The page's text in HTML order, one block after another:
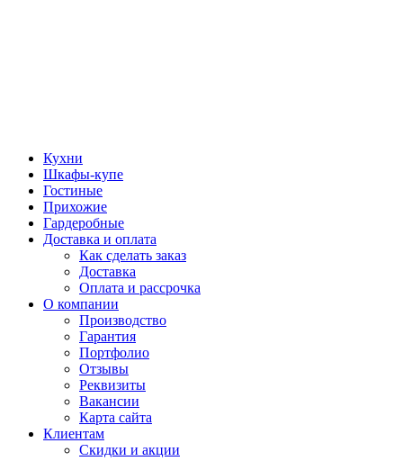
Кухни
Шкафы-купе
Гостиные
Прихожие
Гардеробные
Доставка и оплата
Как сделать заказ
Доставка
Оплата и рассрочка
О компании
Производство
Гарантия
Портфолио
Отзывы
Реквизиты
Вакансии
Карта сайта
Клиентам
Скидки и акции